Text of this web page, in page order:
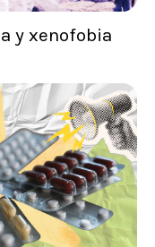
y xenofobia